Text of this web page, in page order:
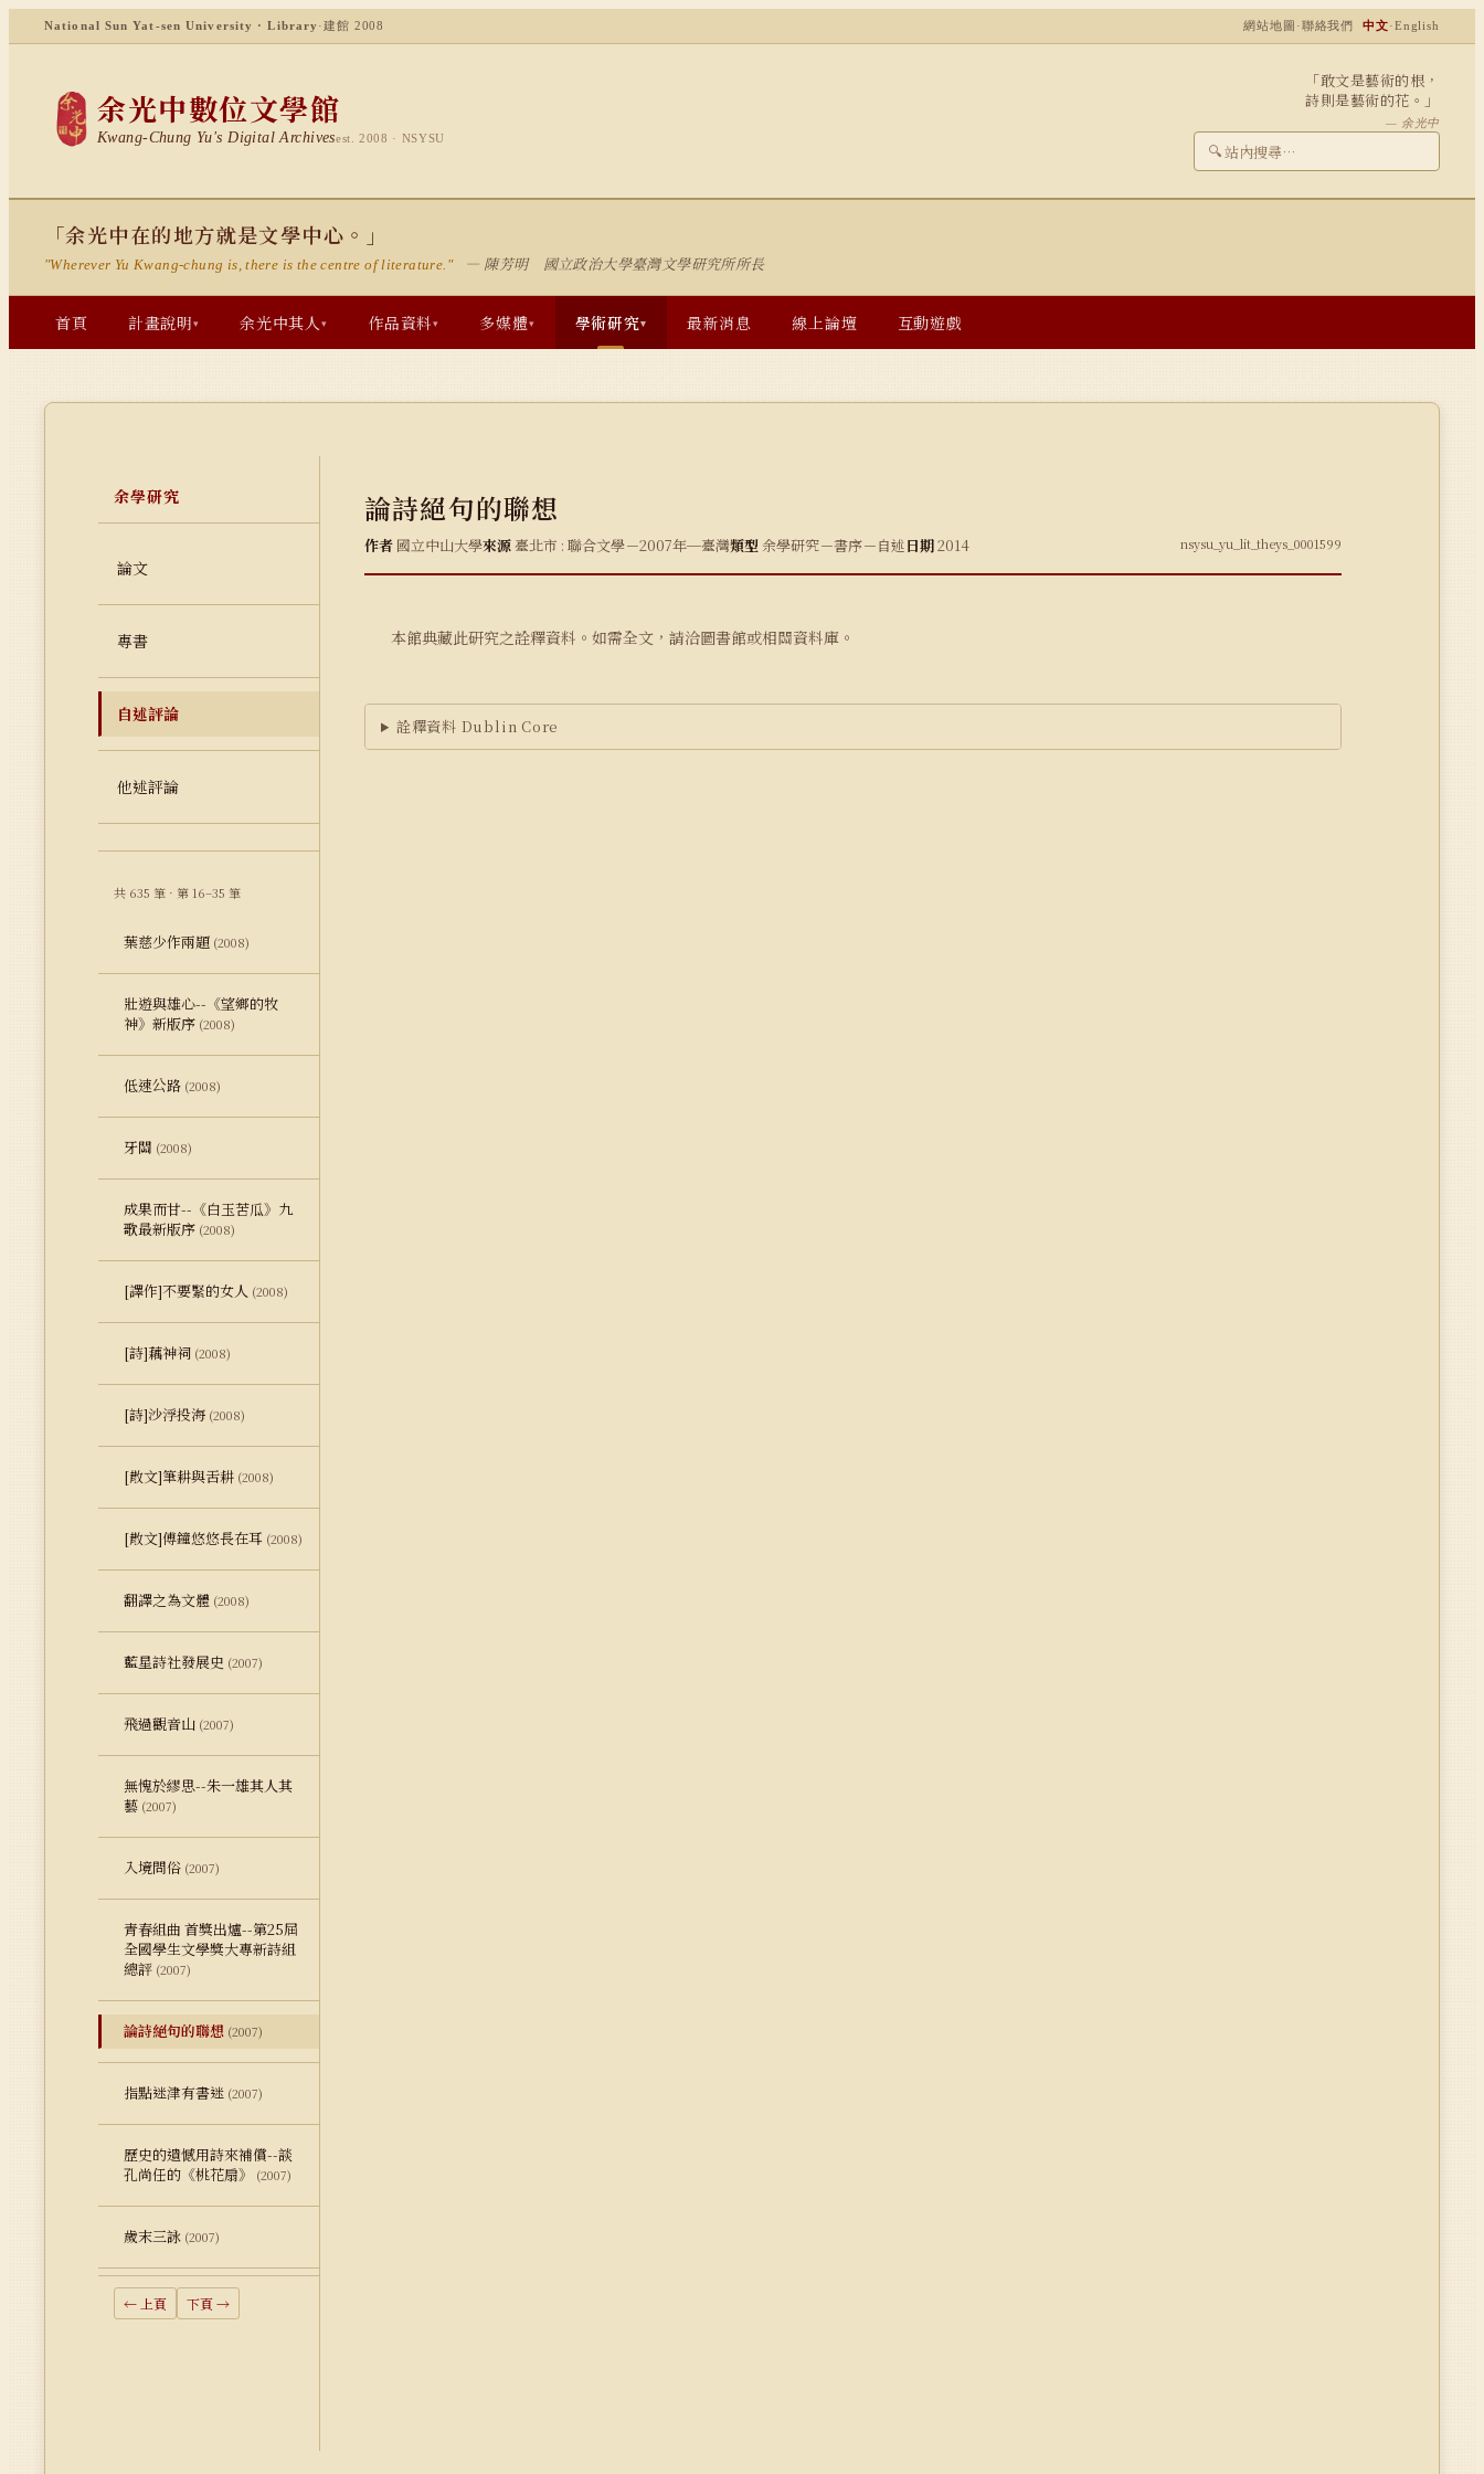
National Sun Yat-sen University · Library ·建館 2008 網站地圖 ·聯絡我們 中文·English
余光中數位文學館
Kwang-Chung Yu's Digital Archivesest. 2008 · NSYSU
「敢文是藝術的根，
詩則是藝術的花。」
— 余光中
🔍
「余光中在的地方就是文學中心。」
"Wherever Yu Kwang-chung is, there is the centre of literature." — 陳芳明 國立政治大學臺灣文學研究所所長
首頁 計畫說明▾ 余光中其人▾ 作品資料▾ 多媒體▾ 學術研究▾ 最新消息 線上論壇 互動遊戲
余學研究
論文
專書
自述評論
他述評論
共 635 筆 · 第 16–35 筆
葉慈少作兩題 (2008)
壯遊與雄心--《望鄉的牧
神》新版序 (2008)
低速公路 (2008)
牙關 (2008)
成果而甘--《白玉苦瓜》九
歌最新版序 (2008)
[譯作]不要緊的女人 (2008)
[詩]藕神祠 (2008)
[詩]沙浮投海 (2008)
[散文]筆耕與舌耕 (2008)
[散文]傅鐘悠悠長在耳 (2008)
翻譯之為文體 (2008)
藍星詩社發展史 (2007)
飛過觀音山 (2007)
無愧於繆思--朱一雄其人其
藝 (2007)
入境問俗 (2007)
青春組曲 首獎出爐--第25屆
全國學生文學獎大專新詩組
總評 (2007)
論詩絕句的聯想 (2007)
指點迷津有書迷 (2007)
歷史的遺憾用詩來補償--談
孔尚任的《桃花扇》
(2007)
歲末三詠 (2007)
← 上頁 下頁 →
論詩絕句的聯想
作者 國立中山大學來源臺北市 : 聯合文學－2007年─臺灣類型 余學研究－書序－自述日期2014 nsysu_yu_lit_theys_0001599
本館典藏此研究之詮釋資料。如需全文，請洽圖書館或相關資料庫。
詮釋資料 Dublin Core